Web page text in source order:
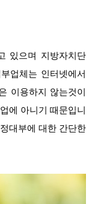
있으며 지방자치단
업체는 인터넷에서
이용하지 않는것이
에 아니기 때문입니
대부에 대한 간단한